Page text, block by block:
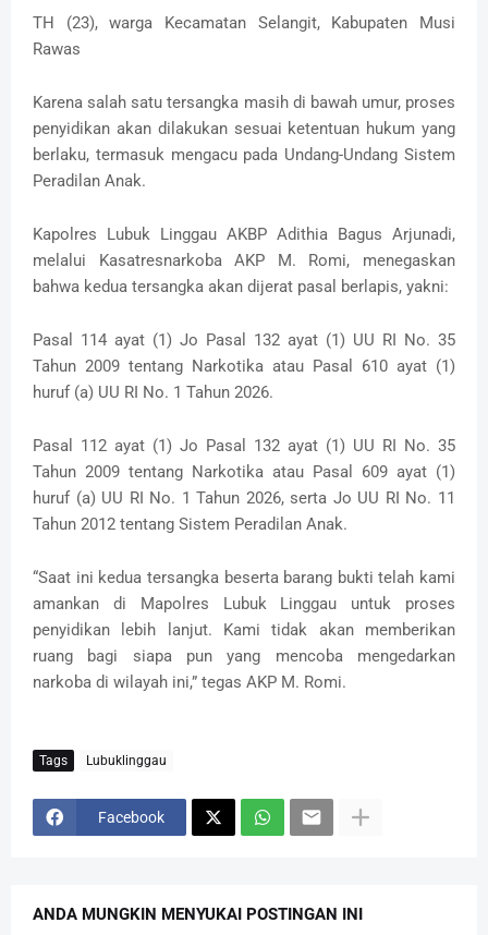
TH (23), warga Kecamatan Selangit, Kabupaten Musi
Rawas
Karena salah satu tersangka masih di bawah umur, proses
penyidikan akan dilakukan sesuai ketentuan hukum yang
berlaku, termasuk mengacu pada Undang-Undang Sistem
Peradilan Anak.
Kapolres Lubuk Linggau AKBP Adithia Bagus Arjunadi,
melalui Kasatresnarkoba AKP M. Romi, menegaskan
bahwa kedua tersangka akan dijerat pasal berlapis, yakni:
Pasal 114 ayat (1) Jo Pasal 132 ayat (1) UU RI No. 35
Tahun 2009 tentang Narkotika atau Pasal 610 ayat (1)
huruf (a) UU RI No. 1 Tahun 2026.
Pasal 112 ayat (1) Jo Pasal 132 ayat (1) UU RI No. 35
Tahun 2009 tentang Narkotika atau Pasal 609 ayat (1)
huruf (a) UU RI No. 1 Tahun 2026, serta Jo UU RI No. 11
Tahun 2012 tentang Sistem Peradilan Anak.
“Saat ini kedua tersangka beserta barang bukti telah kami
amankan di Mapolres Lubuk Linggau untuk proses
penyidikan lebih lanjut. Kami tidak akan memberikan
ruang bagi siapa pun yang mencoba mengedarkan
narkoba di wilayah ini,” tegas AKP M. Romi.
Tags Lubuklinggau
Facebook
ANDA MUNGKIN MENYUKAI POSTINGAN INI